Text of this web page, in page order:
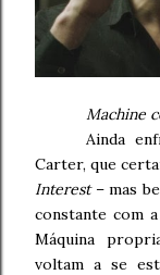
Machine
Ainda
Carter, que
Interest– mas
constante com
Máquina
voltam a se